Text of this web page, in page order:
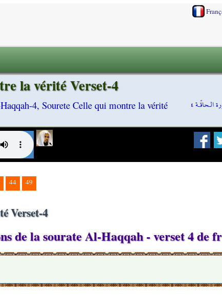
الـحاقّـة ٤
la vérité Verset-4
4, Sourete Celle qui montre la vérité
44 49
Verset-4
de la sourate Al-Haqqah - verset 4 de